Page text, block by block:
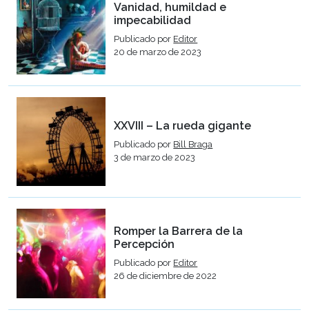
Vanidad, humildad e
impecabilidad
Publicado por Editor
20 de marzo de 2023
XXVIII – La rueda gigante
Publicado por Bill Braga
3 de marzo de 2023
Romper la Barrera de la
Percepción
Publicado por Editor
26 de diciembre de 2022